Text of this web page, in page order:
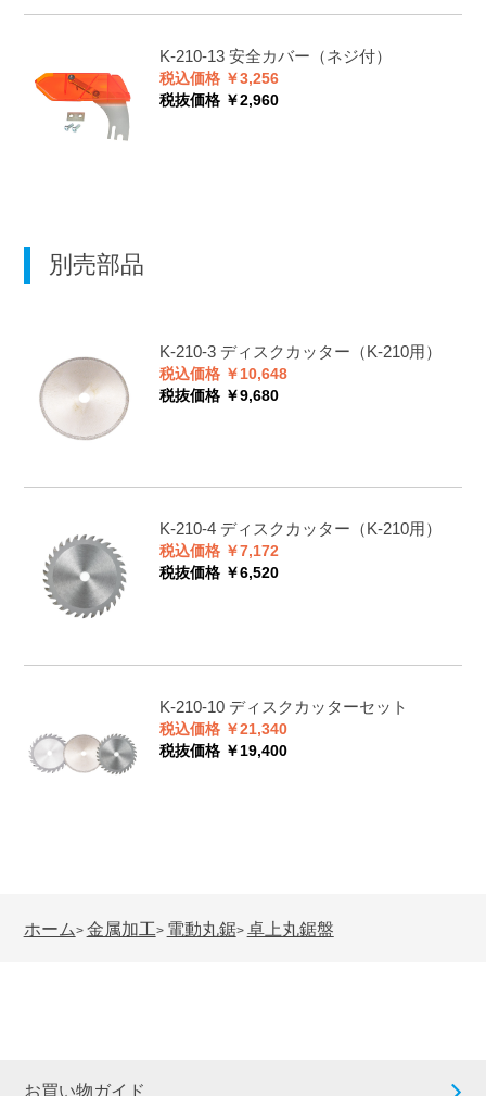
K-210-13 安全カバー（ネジ付）
税込価格 ￥3,256
税抜価格 ￥2,960
別売部品
K-210-3 ディスクカッター（K-210用）
税込価格 ￥10,648
税抜価格 ￥9,680
K-210-4 ディスクカッター（K-210用）
税込価格 ￥7,172
税抜価格 ￥6,520
K-210-10 ディスクカッターセット
税込価格 ￥21,340
税抜価格 ￥19,400
ホーム> 金属加工> 電動丸鋸> 卓上丸鋸盤
お買い物ガイド